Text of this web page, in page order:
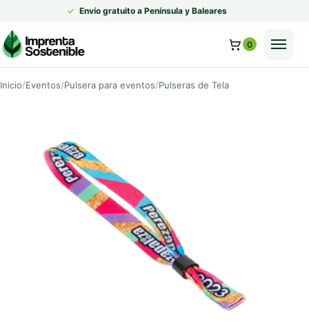
✓ Envío gratuito a Península y Baleares
0
Inicio Eventos Pulsera para eventos Pulseras de Tela